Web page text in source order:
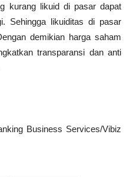
kurang likuid di pasar dapat
Sehingga likuiditas di pasar
demikian harga saham
transparansi dan anti
Business Services/Vibiz